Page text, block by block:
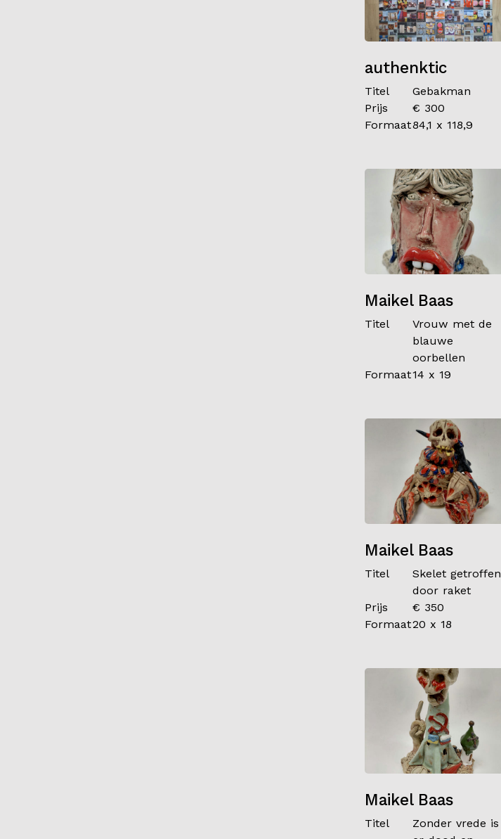
authenktic
Titel
Gebakman
Prijs
€ 300
Formaat84,1 x 118,9
Maikel Baas
Titel
Vrouw met de
blauwe
oorbellen
Formaat14 x 19
Maikel Baas
Titel
Skelet getroffen
door raket
Prijs
€ 350
Formaat20 x 18
Maikel Baas
Titel
Zonder vrede is